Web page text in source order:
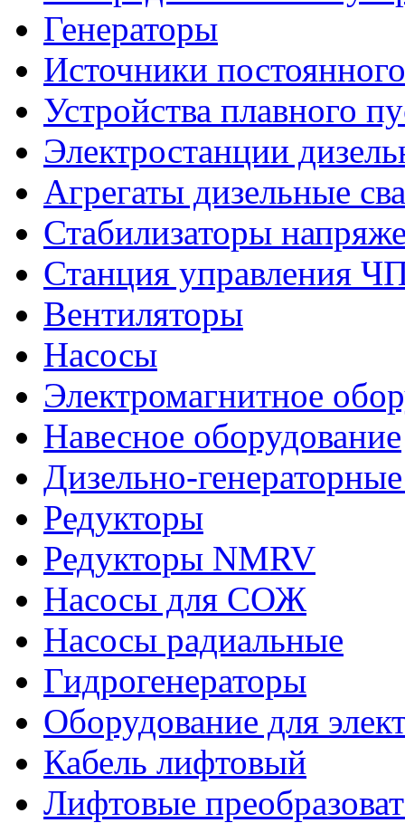
Генераторы
Источники
Устройства плавного
Электростанции
Агрегаты дизельные
Стабилизаторы
Станция управления
Вентиляторы
Насосы
Электромагнитное
Навесное оборудование
Дизельно-
Редукторы
Редукторы NMRV
Насосы для СОЖ
Насосы радиальные
Гидрогенераторы
Оборудование для
Кабель лифтовый
Лифтовые